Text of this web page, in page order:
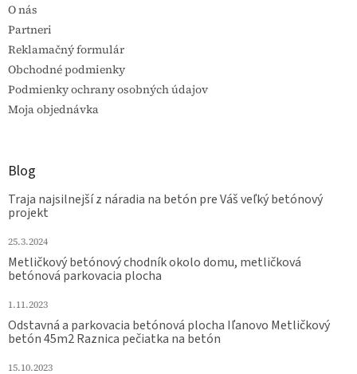
O nás
Partneri
Reklamačný formulár
Obchodné podmienky
Podmienky ochrany osobných údajov
Moja objednávka
Blog
Traja najsilnejší z náradia na betón pre Váš veľký betónový
projekt
25.3.2024
Metličkový betónový chodník okolo domu, metličková
betónová parkovacia plocha
1.11.2023
Odstavná a parkovacia betónová plocha Iľanovo Metličkový
betón 45m2 Raznica pečiatka na betón
15.10.2023